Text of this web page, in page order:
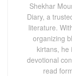
Shekhar
Diary, a
literature.
organizing
kirtans, he
devotional
read